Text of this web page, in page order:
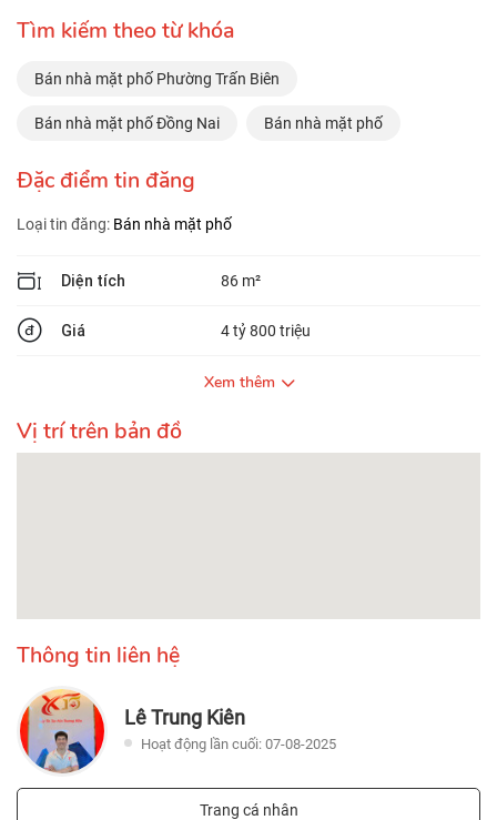
Tìm kiếm theo từ khóa
Bán nhà mặt phố Phường Trấn Biên
Bán nhà mặt phố Đồng Nai Bán nhà mặt phố
Đặc điểm tin đăng
Loại tin đăng: Bán nhà mặt phố
Diện tích 86 m²
Giá 4 tỷ 800 triệu
Xem thêm
Vị trí trên bản đồ
Thông tin liên hệ
Lê Trung Kiên
Hoạt động lần cuối: 07-08-2025
Trang cá nhân